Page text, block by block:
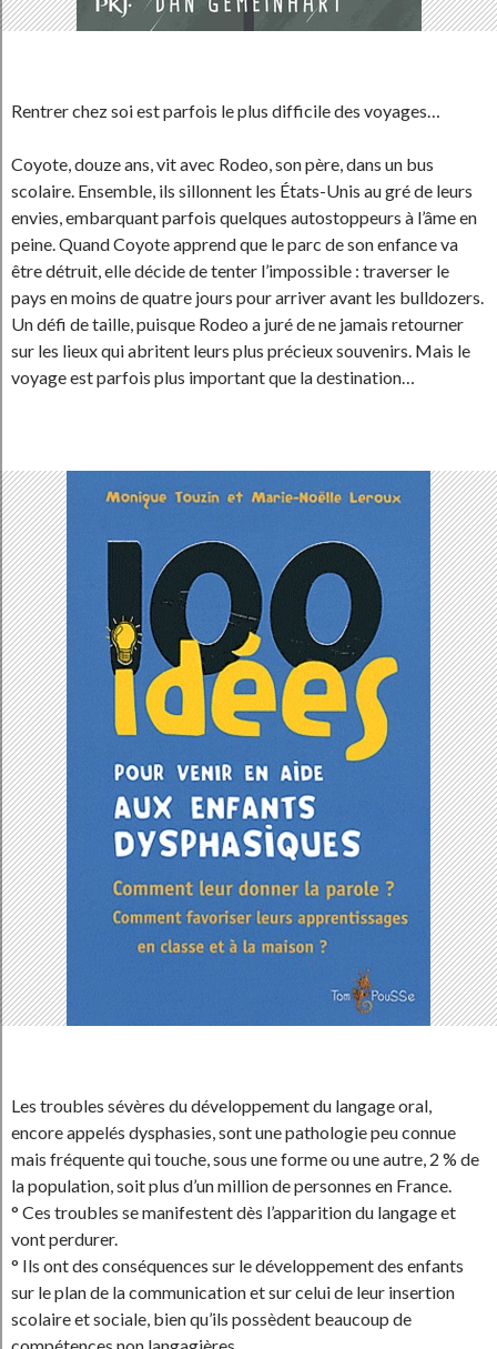
Rentrer chez soi est parfois le plus difficile des voyages…
Coyote, douze ans, vit avec Rodeo, son père, dans un bus
scolaire. Ensemble, ils sillonnent les États-Unis au gré de leurs
envies, embarquant parfois quelques autostoppeurs à l’âme en
peine. Quand Coyote apprend que le parc de son enfance va
être détruit, elle décide de tenter l’impossible : traverser le
pays en moins de quatre jours pour arriver avant les bulldozers.
Un défi de taille, puisque Rodeo a juré de ne jamais retourner
sur les lieux qui abritent leurs plus précieux souvenirs. Mais le
voyage est parfois plus important que la destination…
Les troubles sévères du développement du langage oral,
encore appelés dysphasies, sont une pathologie peu connue
mais fréquente qui touche, sous une forme ou une autre, 2 % de
la population, soit plus d’un million de personnes en France.
° Ces troubles se manifestent dès l’apparition du langage et
vont perdurer.
° Ils ont des conséquences sur le développement des enfants
sur le plan de la communication et sur celui de leur insertion
scolaire et sociale, bien qu’ils possèdent beaucoup de